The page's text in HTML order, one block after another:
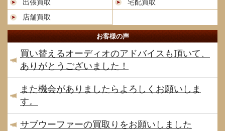
出張買取
宅配買取
店舗買取
お客様の声
買い替えるオーディオのアドバイスも頂いて、
ありがとうございました！
また機会がありましたらよろしくお願いしま
す。
サブウーファーの買取りをお願いしました